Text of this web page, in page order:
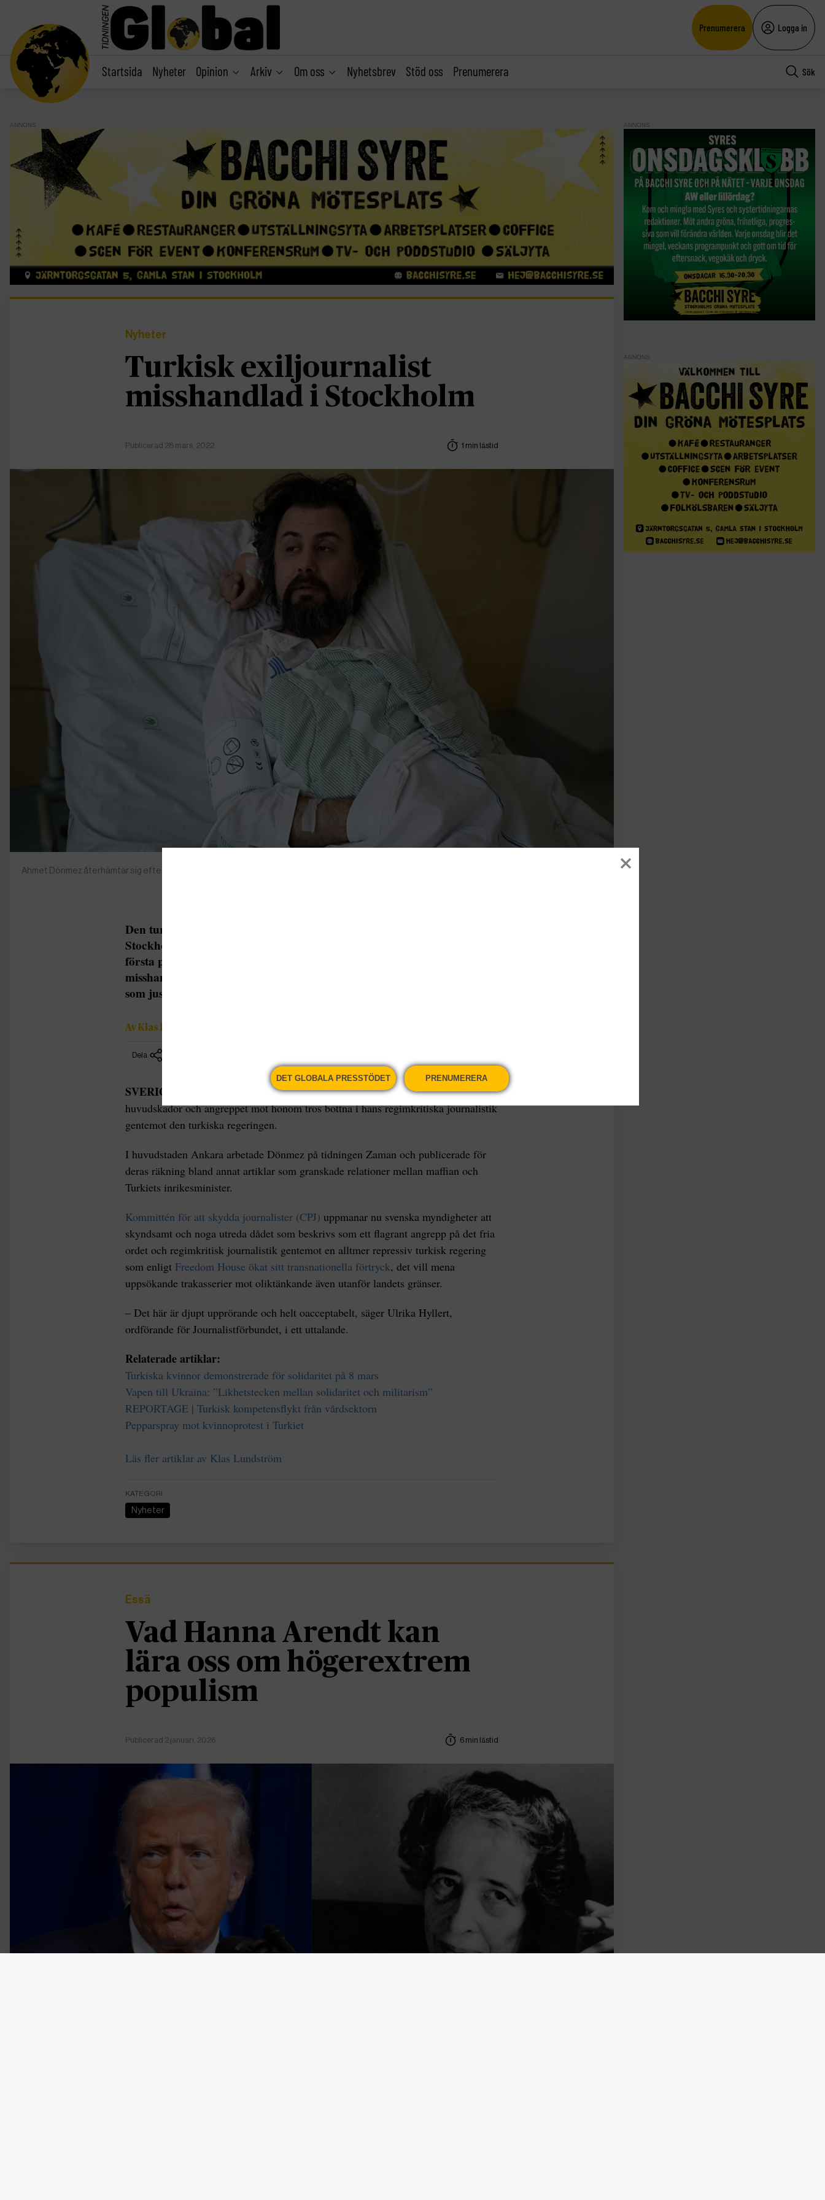
Prenumerera Logga in
Startsida Nyheter Opinion Arkiv Om oss Nyhetsbrev Stöd oss Prenumerera Sök
ANNONS
Nyheter
Turkisk exiljournalist
misshandlad i Stockholm
Publicerad 28 mars, 2022 1 min lästid
Ahmet Dönmez återhämtar sig efter attacken. Foto: Privat
Den turkiske exiljournalisten Ahmet Dönmez, numera bosatt i
Stockholm, skadades svårt den 19 mars av okända män när hans bil
första prejades bakifrån och därefter tvingades han ut ur fordonet och
misshandlades på öppen gata. Med i bilen fanns Dönmez sexåriga dotter
som just hade blivit hämtad från skolan.
Av Klas Lundström
Dela
SVERIGE/TURKIET
Ahmet Dönmez fördes till sjukhus med lindriga
huvudskador och angreppet mot honom tros bottna i hans regimkritiska journalistik
gentemot den turkiska regeringen.
I huvudstaden Ankara arbetade Dönmez på tidningen Zaman och publicerade för
deras räkning bland annat artiklar som granskade relationer mellan maffian och
Turkiets inrikesminister.
Kommittén för att skydda journalister (CPJ) uppmanar nu svenska myndigheter att
skyndsamt och noga utreda dådet som beskrivs som ett flagrant angrepp på det fria
ordet och regimkritisk journalistik gentemot en alltmer repressiv turkisk regering
som enligt Freedom House ökat sitt transnationella förtryck, det vill mena
uppsökande trakasserier mot oliktänkande även utanför landets gränser.
– Det här är djupt upprörande och helt oacceptabelt, säger Ulrika Hyllert,
ordförande för Journalistförbundet, i ett uttalande.
Relaterade artiklar:
Turkiska kvinnor demonstrerade för solidaritet på 8 mars
Vapen till Ukraina: ”Likhetstecken mellan solidaritet och militarism”
REPORTAGE | Turkisk kompetensflykt från vårdsektorn
Pepparspray mot kvinnoprotest i Turkiet
Läs fler artiklar av Klas Lundström
KATEGORI
Nyheter
Essä
Vad Hanna Arendt kan
lära oss om högerextrem
populism
Publicerad 2 januari, 2026 6 min lästid
ANNONS
ANNONS
DET GLOBALA PRESSTÖDET PRENUMERERA